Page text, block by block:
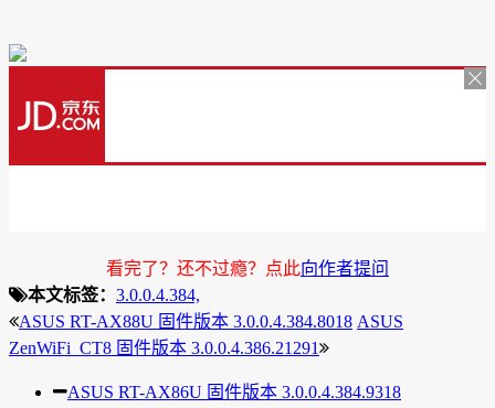
看完了？还不过瘾？点此向作者提问
本文标签： 3.0.0.4.384,
ASUS RT-AX88U 固件版本 3.0.0.4.384.8018 ASUS
ZenWiFi_CT8 固件版本 3.0.0.4.386.21291
ASUS RT-AX86U 固件版本 3.0.0.4.384.9318